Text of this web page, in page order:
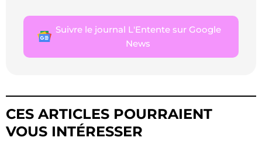
Suivre le journal L'Entente sur Google
News
CES ARTICLES POURRAIENT
VOUS INTÉRESSER